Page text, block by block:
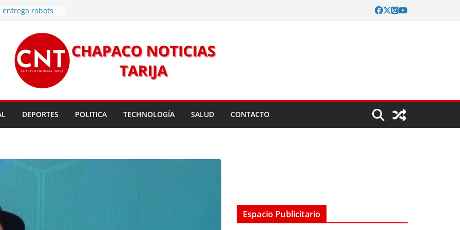
entrega robots
en Tarija
golpean Tarija;
en desastre
de energía
Mundial a vecinos
11,37 este
nuevoDEPORTES POLITICA TECHNOLOGÍA SALUD CONTACTO
Espacio Publicitario